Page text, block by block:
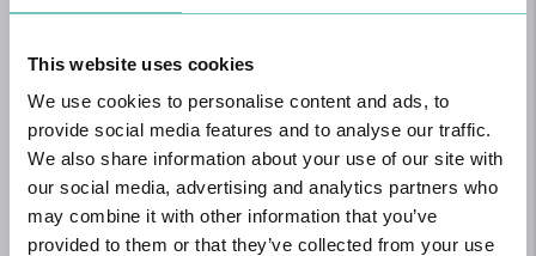
This website uses cookies
We use cookies to personalise content and ads, to
provide social media features and to analyse our traffic.
We also share information about your use of our site with
our social media, advertising and analytics partners who
may combine it with other information that you’ve
provided to them or that they’ve collected from your use